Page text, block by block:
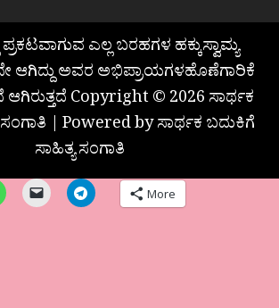
ಎಲ್ಲ ಬರಹಗಳ ಹಕ್ಕುಸ್ವಾಮ್ಯ
ಆಗಿದ್ದು ಅವರ ಅಭಿಪ್ರಾಯಗಳಹೊಣೆಗಾರಿಕೆ
Copyright © 2026 ಸಾರ್ಥಕ
| Powered by ಸಾರ್ಥಕ ಬದುಕಿಗೆ
ಸಾಹಿತ್ಯ ಸಂಗಾತಿ
More